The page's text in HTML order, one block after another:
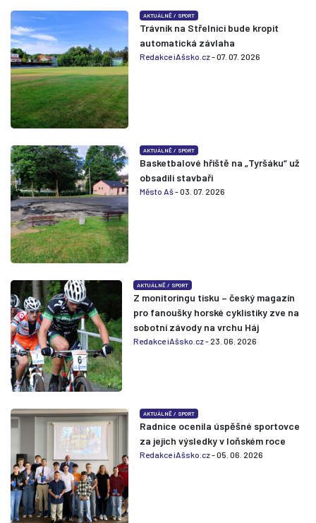
AKTUÁLNĚ / SPORT
Trávník na Střelnici bude kropit
automatická závlaha
Redakce iAšsko.cz- 07. 07. 2026
AKTUÁLNĚ / SPORT
Basketbalové hřiště na „Tyršáku“ už
obsadili stavbaři
Město Aš- 03. 07. 2026
AKTUÁLNĚ/ SPORT
Z monitoringu tisku – český magazín
pro fanoušky horské cyklistiky zve na
sobotní závody na vrchu Háj
Redakce iAšsko.cz- 23. 06. 2026
AKTUÁLNĚ / SPORT
Radnice ocenila úspěšné sportovce
za jejich výsledky v loňském roce
Redakce iAšsko.cz- 05. 06. 2026